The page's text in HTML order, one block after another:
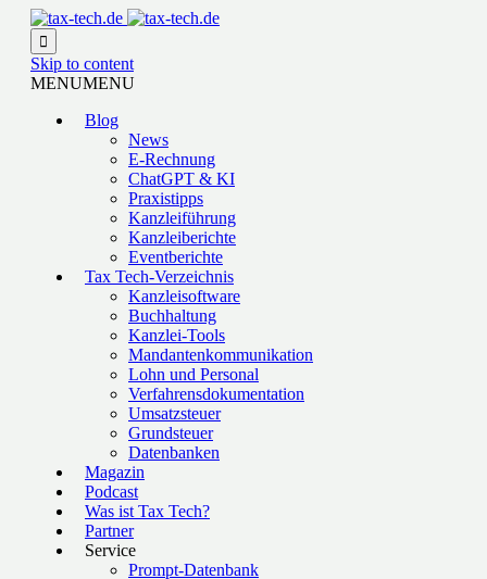

Skip to content
MENUMENU
Blog
News
E-Rechnung
ChatGPT & KI
Praxistipps
Kanzleiführung
Kanzleiberichte
Eventberichte
Tax Tech-Verzeichnis
Kanzleisoftware
Buchhaltung
Kanzlei-Tools
Mandantenkommunikation
Lohn und Personal
Verfahrensdokumentation
Umsatzsteuer
Grundsteuer
Datenbanken
Magazin
Podcast
Was ist Tax Tech?
Partner
Service
Prompt-Datenbank